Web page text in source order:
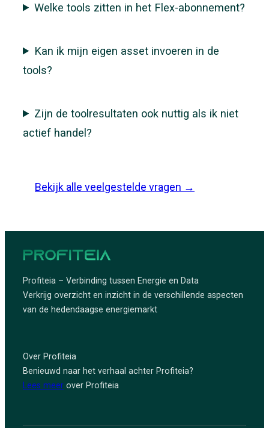
Welke tools zitten in het Flex-abonnement?
Kan ik mijn eigen asset invoeren in de
tools?
Zijn de toolresultaten ook nuttig als ik niet
actief handel?
Bekijk alle veelgestelde vragen →
Profiteia – Verbinding tussen Energie en Data
Verkrijg overzicht en inzicht in de verschillende aspecten
van de hedendaagse energiemarkt
Over Profiteia
Benieuwd naar het verhaal achter Profiteia?
Lees meer over Profiteia